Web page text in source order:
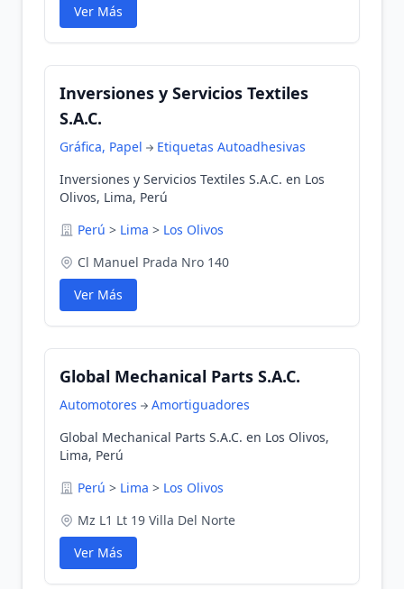
Ver Más
Inversiones y Servicios Textiles
S.A.C.
Gráfica, Papel
Etiquetas Autoadhesivas
Inversiones y Servicios Textiles S.A.C. en Los
Olivos, Lima, Perú
Perú > Lima > Los Olivos
Cl Manuel Prada Nro 140
Ver Más
Global Mechanical Parts S.A.C.
Automotores
Amortiguadores
Global Mechanical Parts S.A.C. en Los Olivos,
Lima, Perú
Perú > Lima > Los Olivos
Mz L1 Lt 19 Villa Del Norte
Ver Más